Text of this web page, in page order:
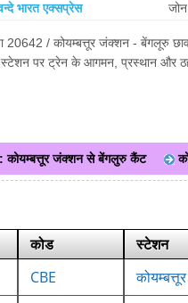
भारत एक्सप्रेस
20642 / कोयम्बत्तूर जंक्शन - बेंगलूरु
पर ट्रेन के आगमन, प्रस्थान और
कोयम्बत्तूर जंक्शन से बेंगलुरु कैंट
कोड स्टेशन
CBE